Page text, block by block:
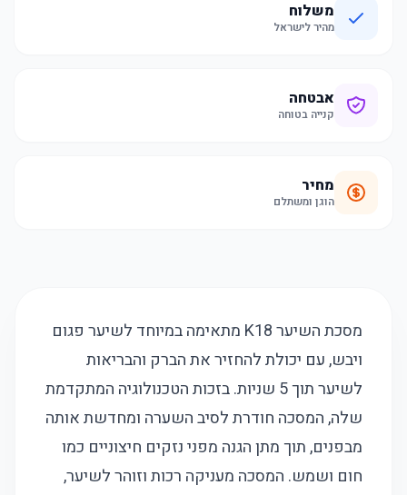
משלוח
מהיר לישראל
אבטחה
קנייה בטוחה
מחיר
הוגן ומשתלם
מסכת השיער K18 מתאימה במיוחד לשיער פגום
ויבש, עם יכולת להחזיר את הברק והבריאות
לשיער תוך 5 שניות. בזכות הטכנולוגיה המתקדמת
שלה, המסכה חודרת לסיב השערה ומחדשת אותה
מבפנים, תוך מתן הגנה מפני נזקים חיצוניים כמו
חום ושמש. המסכה מעניקה רכות וזוהר לשיער,